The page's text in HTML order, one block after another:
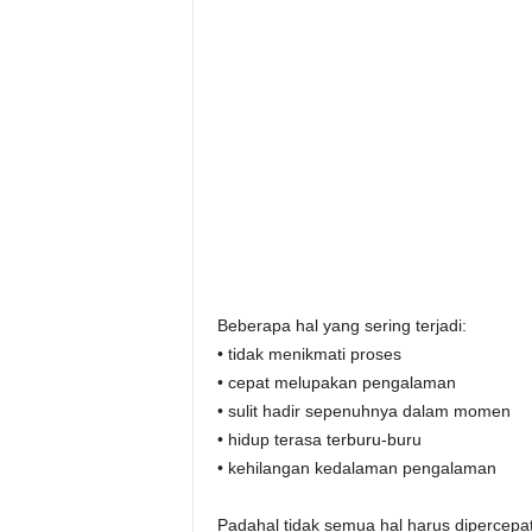
Beberapa hal yang sering terjadi:
• tidak menikmati proses
• cepat melupakan pengalaman
• sulit hadir sepenuhnya dalam momen
• hidup terasa terburu-buru
• kehilangan kedalaman pengalaman
Padahal tidak semua hal harus